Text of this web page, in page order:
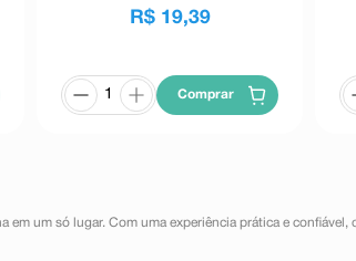
R$ 19,39
Comprar
um só lugar. Com uma experiência prática e confiável,